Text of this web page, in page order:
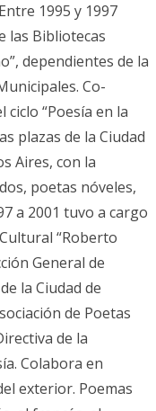
1995 y 1997
las Bibliotecas
dependientes de la
Co-
“Poesía en la
plazas de la Ciudad
Aires, con la
poetas nóveles,
a 2001 tuvo a cargo
“Roberto
General de
la Ciudad de
de Poetas
de la
Colabora en
exterior. Poemas